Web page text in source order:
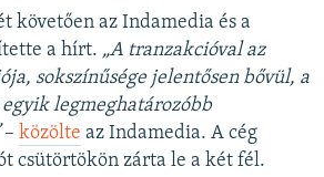
követően az Indamedia és a
a hírt. „A tranzakcióval az
sokszínűsége jelentősen bővül, a
legmeghatározóbb
– közölte az Indamedia. A cég
csütörtökön zárta le a két fél.